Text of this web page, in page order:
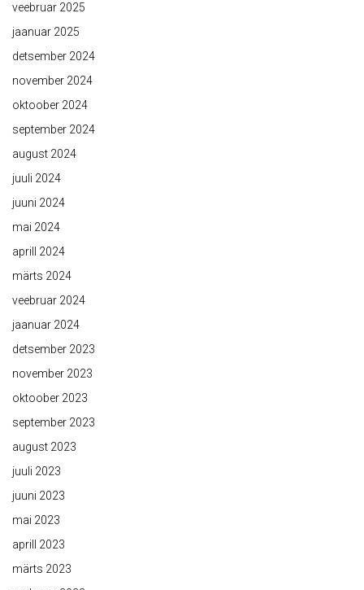
veebruar 2025
jaanuar 2025
detsember 2024
november 2024
oktoober 2024
september 2024
august 2024
juuli 2024
juuni 2024
mai 2024
aprill 2024
märts 2024
veebruar 2024
jaanuar 2024
detsember 2023
november 2023
oktoober 2023
september 2023
august 2023
juuli 2023
juuni 2023
mai 2023
aprill 2023
märts 2023